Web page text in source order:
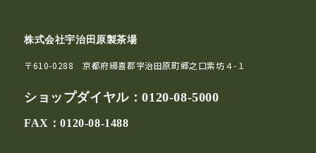
株式会社宇治田原製茶場
〒610-0288 京都府綴喜郡宇治田原町郷之口紫坊４-１
ショップダイヤル：0120-08-5000
FAX：0120-08-1488